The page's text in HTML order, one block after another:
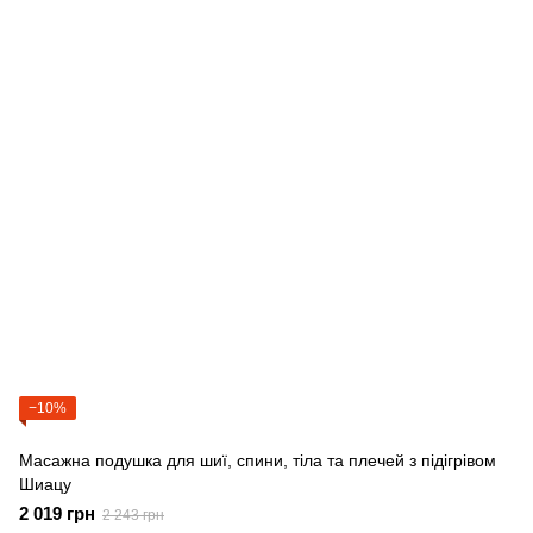
−10%
Масажна подушка для шиї, спини, тіла та плечей з підігрівом
Шиацу
2 019 грн 2 243 грн